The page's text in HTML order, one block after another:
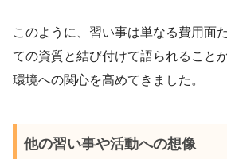
このように、習い事は単なる費用面
ての資質と結び付けて語られること
環境への関心を高めてきました。
他の習い事や活動への想像